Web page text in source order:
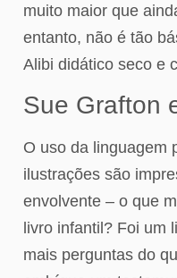
muito maior que
entanto, não é tão
Alibi didático seco e
Sue Grafton
O uso da linguagem
ilustrações são
envolvente – o que
livro infantil? Foi um
mais perguntas do